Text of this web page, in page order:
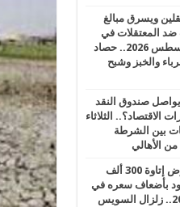
ويسرق مبالغ
ضد المعتقلات في
سجن العاشر نساء.. الأربعاء 5 أغسطس 2026.. حصاد
والخبز وشبح
صندوق النقد
الثلاثاء
بين الشرطة
الأهالي
“تجارة بالدم والألم”العرجاني يفرض إتاوة 300 ألف
بأضعاف سعره في
إسرائيل.. الاثنين 3 أغسطس 2026.. زلزال السويس